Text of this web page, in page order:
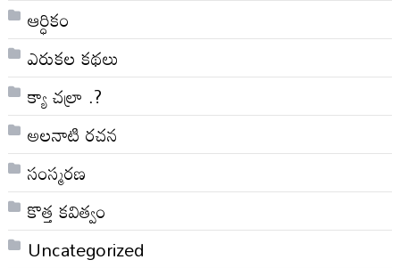
ఆర్ధికం
ఎరుకల కథలు
క్యా చల్రా .?
అలనాటి రచన
సంస్మరణ
కొత్త కవిత్వం
Uncategorized